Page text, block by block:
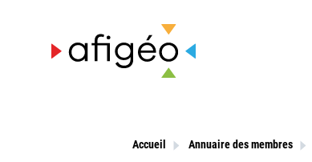
Accueil Annuaire des membres